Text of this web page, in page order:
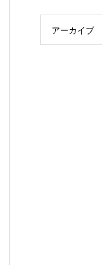
アーカイブ